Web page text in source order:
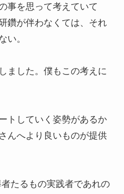
事を思って考えていて
鑽が伴わなくては、それ
い。
ました。僕もこの考えに
トしていく姿勢があるか
んへより良いものが提供
たるもの実践者であれの